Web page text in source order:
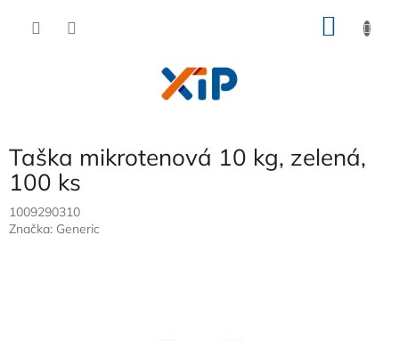
Taška mikrotenová 10 kg, zelená,
100 ks
1009290310
Značka: Generic